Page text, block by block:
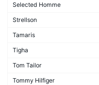
Selected Homme
Strellson
Tamaris
Tigha
Tom Tailor
Tommy Hilfiger